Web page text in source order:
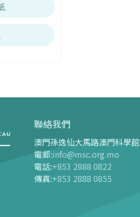
展覽中心
展覽中心介紹
長期展覽
聯絡我們
澳門孫逸仙大馬路澳門科學館
電郵:info@msc.org.mo
電話:+853 2888 0822
傳真:+853 2888 0855